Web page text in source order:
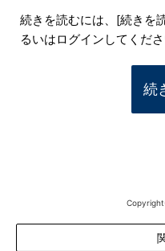
続きを読むには、[続きを
るいはログインしてくださ
続